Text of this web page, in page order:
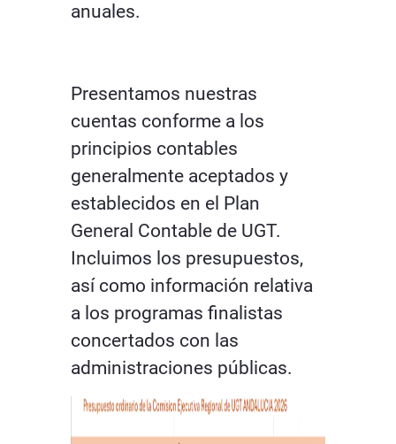
anuales.
Presentamos nuestras
cuentas conforme a los
principios contables
generalmente aceptados y
establecidos en el Plan
General Contable de UGT.
Incluimos los presupuestos,
así como información relativa
a los programas finalistas
concertados con las
administraciones públicas.